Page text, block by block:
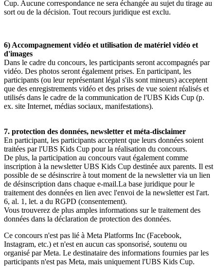
Cup. Aucune correspondance ne sera échangée au sujet du tirage au
sort ou de la décision. Tout recours juridique est exclu.
6) Accompagnement vidéo et utilisation de matériel vidéo et
d'images
Dans le cadre du concours, les participants seront accompagnés par
vidéo. Des photos seront également prises. En participant, les
participants (ou leur représentant légal s'ils sont mineurs) acceptent
que des enregistrements vidéo et des prises de vue soient réalisés et
utilisés dans le cadre de la communication de l'UBS Kids Cup (p.
ex. site Internet, médias sociaux, manifestations).
7. protection des données, newsletter et méta-disclaimer
En participant, les participants acceptent que leurs données soient
traitées par l'UBS Kids Cup pour la réalisation du concours.
De plus, la participation au concours vaut également comme
inscription à la newsletter UBS Kids Cup destinée aux parents. Il est
possible de se désinscrire à tout moment de la newsletter via un lien
de désinscription dans chaque e-mail.La base juridique pour le
traitement des données en lien avec l'envoi de la newsletter est l'art.
6, al. 1, let. a du RGPD (consentement).
Vous trouverez de plus amples informations sur le traitement des
données dans la déclaration de protection des données.
Ce concours n'est pas lié à Meta Platforms Inc (Facebook,
Instagram, etc.) et n'est en aucun cas sponsorisé, soutenu ou
organisé par Meta. Le destinataire des informations fournies par les
participants n'est pas Meta, mais uniquement l'UBS Kids Cup.